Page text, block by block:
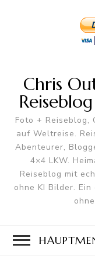
Chris
Foto + Reiseblog,
auf Weltreise.
Abenteurer,
4×4 LKW.
Reiseblog mit
ohne KI Bilder.